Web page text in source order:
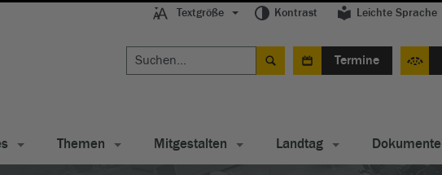
Textgröße Kontrast Leichte Sprache
Termine
Themen Mitgestalten Landtag Dokumente